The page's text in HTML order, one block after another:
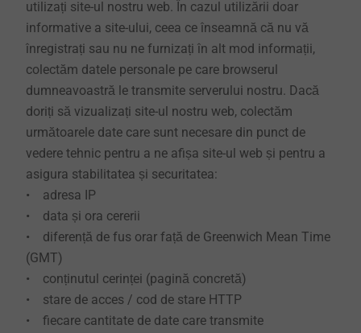
utilizați site-ul nostru web. În cazul utilizării doar
informative a site-ului, ceea ce înseamnă că nu vă
înregistrați sau nu ne furnizați în alt mod informații,
colectăm datele personale pe care browserul
dumneavoastră le transmite serverului nostru. Dacă
doriți să vizualizați site-ul nostru web, colectăm
următoarele date care sunt necesare din punct de
vedere tehnic pentru a ne afișa site-ul web și pentru a
asigura stabilitatea și securitatea:
• adresa IP
• data și ora cererii
• diferență de fus orar față de Greenwich Mean Time
(GMT)
• conținutul cerinței (pagină concretă)
• stare de acces / cod de stare HTTP
• fiecare cantitate de date care transmite